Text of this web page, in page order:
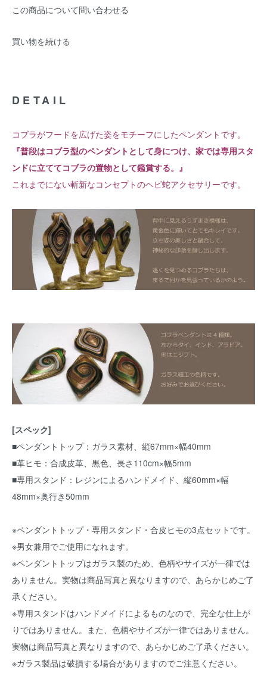
この商品について問い合わせる
買い物を続ける
DETAIL
コブラがフードを広げた姿をモチーフにしたペンダントです。
『普段はコブラ型のペンダントとして身につけ、家では専用スタ
ンドに立ててコブラの置物として鑑賞する。』
これまでにない斬新なコンセプトのヘビ蛇アクセサリーです。
[スペック]
■ペンダントトップ：ガラス素材、縦67mm×幅40mm
■革ヒモ：合成皮革、黒色、長さ110cm×幅5mm
■専用スタンド：レジンによるハンドメイド、縦60mm×幅
48mm×奥行き50mm
※ペンダントトップ・専用スタンド・合皮ヒモの3点セットです。
※男女兼用でご使用になれます。
※ペンダントトップはガラス製のため、色柄やサイズが一律では
ありません。実物は商品写真と異なりますので、あらかじめご了
承ください。
※専用スタンドはハンドメイドによるものなので、完全な仕上が
りではありません。また、色柄やサイズが一律ではありません。
実物は商品写真と異なりますので、あらかじめご了承ください。
※ガラス製品は破損する場合がありますのでご注意ください。